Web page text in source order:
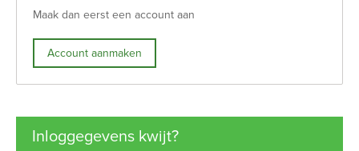
Maak dan eerst een account aan
Account aanmaken
Inloggegevens kwijt?